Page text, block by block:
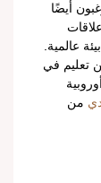
أيضًا
عالمية.
تعليم في
من